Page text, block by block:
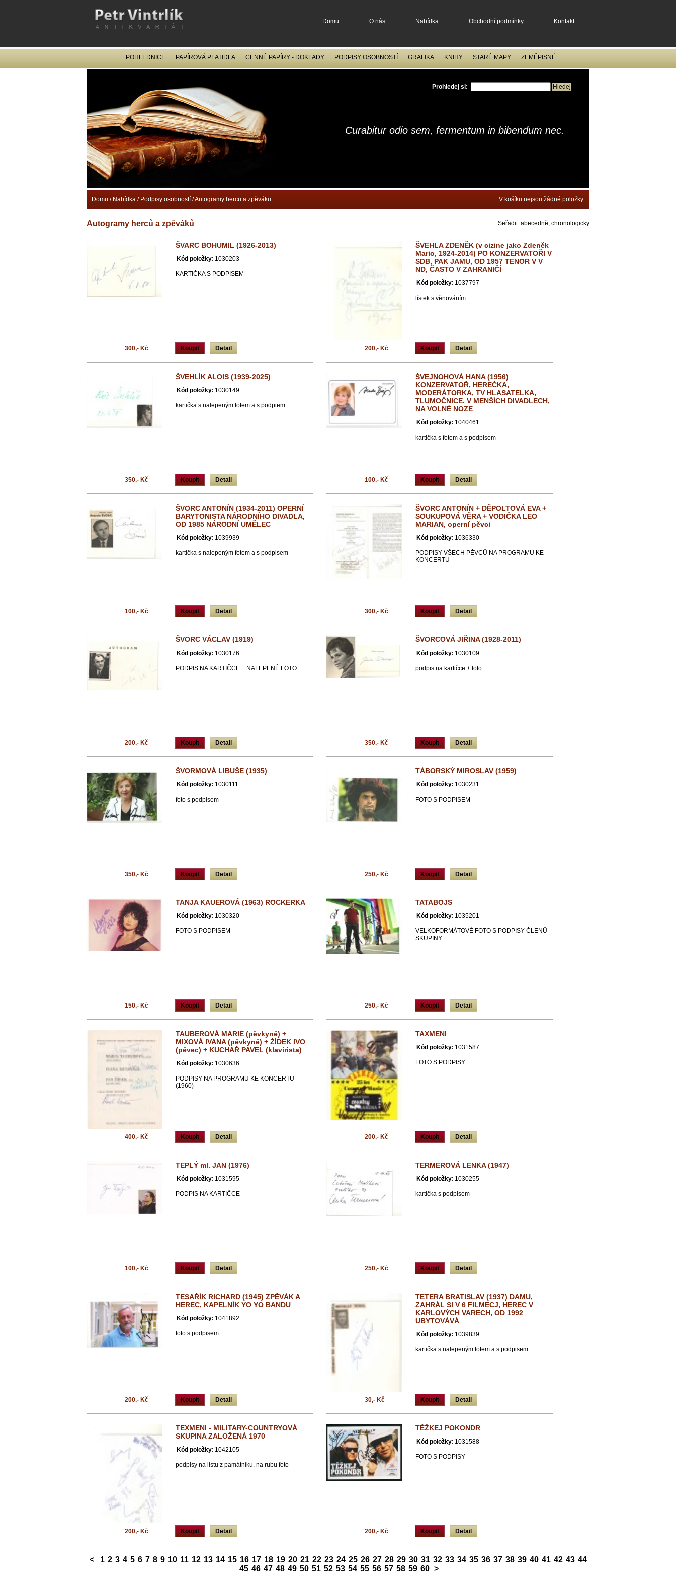
Autogramy herců a zpěváků Seřadit: abecedně, chronologicky
ŠVARC BOHUMIL (1926-2013)
Kód položky: 1030203
KARTIČKA S PODPISEM
Koupit Detail
300,- Kč
ŠVEHLA ZDENĚK (v cizine jako Zdeněk
Mario, 1924-2014) PO KONZERVATOŘI V
SDB, PAK JAMU, OD 1957 TENOR V V
ND, ČASTO V ZAHRANIČÍ
Kód položky: 1037797
lístek s věnováním
Koupit Detail
200,- Kč
ŠVEHLÍK ALOIS (1939-2025)
Kód položky: 1030149
kartička s nalepeným fotem a s podpiem
Koupit Detail
350,- Kč
ŠVEJNOHOVÁ HANA (1956)
KONZERVATOŘ, HEREČKA,
MODERÁTORKA, TV HLASATELKA,
TLUMOČNICE. V MENŠÍCH DIVADLECH,
NA VOLNÉ NOZE
Kód položky: 1040461
kartička s fotem a s podpisem
Koupit Detail
100,- Kč
ŠVORC ANTONÍN (1934-2011) OPERNÍ
BARYTONISTA NÁRODNÍHO DIVADLA,
OD 1985 NÁRODNÍ UMĚLEC
Kód položky: 1039939
kartička s nalepeným fotem a s podpisem
Koupit Detail
100,- Kč
ŠVORC ANTONÍN + DĚPOLTOVÁ EVA +
SOUKUPOVÁ VĚRA + VODIČKA LEO
MARIAN, operní pěvci
Kód položky: 1036330
PODPISY VŠECH PĚVCŮ NA PROGRAMU KE
KONCERTU
Koupit Detail
300,- Kč
ŠVORC VÁCLAV (1919)
Kód položky: 1030176
PODPIS NA KARTIČCE + NALEPENÉ FOTO
Koupit Detail
200,- Kč
ŠVORCOVÁ JIŘINA (1928-2011)
Kód položky: 1030109
podpis na kartičce + foto
Koupit Detail
350,- Kč
ŠVORMOVÁ LIBUŠE (1935)
Kód položky: 1030111
foto s podpisem
Koupit Detail
350,- Kč
TÁBORSKÝ MIROSLAV (1959)
Kód položky: 1030231
FOTO S PODPISEM
Koupit Detail
250,- Kč
TANJA KAUEROVÁ (1963) ROCKERKA
Kód položky: 1030320
FOTO S PODPISEM
Koupit Detail
150,- Kč
TATABOJS
Kód položky: 1035201
VELKOFORMÁTOVÉ FOTO S PODPISY ČLENŮ
SKUPINY
Koupit Detail
250,- Kč
TAUBEROVÁ MARIE (pěvkyně) +
MIXOVÁ IVANA (pěvkyně) + ŽÍDEK IVO
(pěvec) + KUCHAŘ PAVEL (klavirista)
Kód položky: 1030636
PODPISY NA PROGRAMU KE KONCERTU
(1960)
Koupit Detail
400,- Kč
TAXMENI
Kód položky: 1031587
FOTO S PODPISY
Koupit Detail
200,- Kč
TEPLÝ ml. JAN (1976)
Kód položky: 1031595
PODPIS NA KARTIČCE
Koupit Detail
100,- Kč
TERMEROVÁ LENKA (1947)
Kód položky: 1030255
kartička s podpisem
Koupit Detail
250,- Kč
TESAŘÍK RICHARD (1945) ZPĚVÁK A
HEREC, KAPELNÍK YO YO BANDU
Kód položky: 1041892
foto s podpisem
Koupit Detail
200,- Kč
TETERA BRATISLAV (1937) DAMU,
ZAHRÁL SI V 6 FILMECJ, HEREC V
KARLOVÝCH VARECH, OD 1992
UBYTOVÁVÁ
Kód položky: 1039839
kartička s nalepeným fotem a s podpisem
Koupit Detail
30,- Kč
TEXMENI - MILITARY-COUNTRYOVÁ
SKUPINA ZALOŽENÁ 1970
Kód položky: 1042105
podpisy na listu z památníku, na rubu foto
Koupit Detail
200,- Kč
TĚŽKEJ POKONDR
Kód položky: 1031588
FOTO S PODPISY
Koupit Detail
200,- Kč
< 1 2 3 4 5 6 7 8 9 10 11 12 13 14 15 16 17 18 19 20 21 22 23 24 25 26 27 28 29 30 31 32 33 34 35 36 37 38 39 40 41 42 43 44
45 46 47 48 49 50 51 52 53 54 55 56 57 58 59 60 >
Domu O nás Nabídka Obchodní podmínky Kontakt
POHLEDNICE PAPÍROVÁ PLATIDLA CENNÉ PAPÍRY - DOKLADY PODPISY OSOBNOSTÍ GRAFIKA KNIHY STARÉ MAPY ZEMĚPISNÉ
Curabitur odio sem, fermentum in bibendum nec.
Prohledej si:
V košíku nejsou žádné položky.
Domu / Nabídka / Podpisy osobností /Autogramy herců a zpěváků